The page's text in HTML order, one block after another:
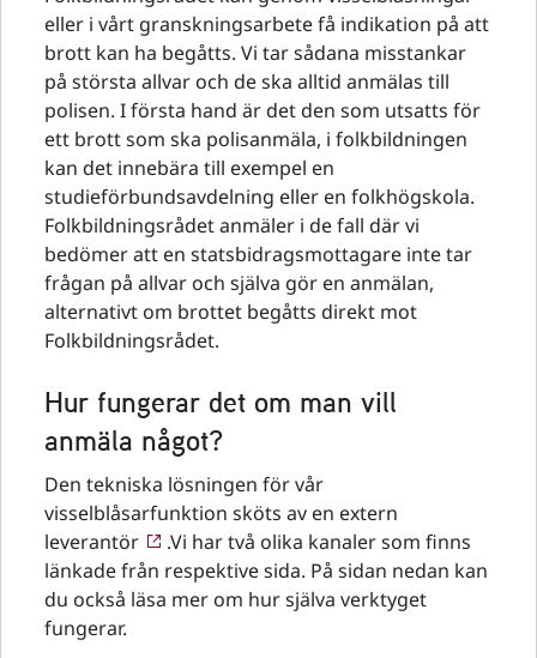
eller i vårt granskningsarbete få indikation på att
brott kan ha begåtts. Vi tar sådana misstankar
på största allvar och de ska alltid anmälas till
polisen. I första hand är det den som utsatts för
ett brott som ska polisanmäla, i folkbildningen
kan det innebära till exempel en
studieförbundsavdelning eller en folkhögskola.
Folkbildningsrådet anmäler i de fall där vi
bedömer att en statsbidragsmottagare inte tar
frågan på allvar och själva gör en anmälan,
alternativt om brottet begåtts direkt mot
Folkbildningsrådet.
Hur fungerar det om man vill
anmäla något?
Den tekniska lösningen för vår
visselblåsarfunktion sköts av en extern
leverantör
.Vi har två olika kanaler som finns
länkade från respektive sida. På sidan nedan kan
du också läsa mer om hur själva verktyget
fungerar.